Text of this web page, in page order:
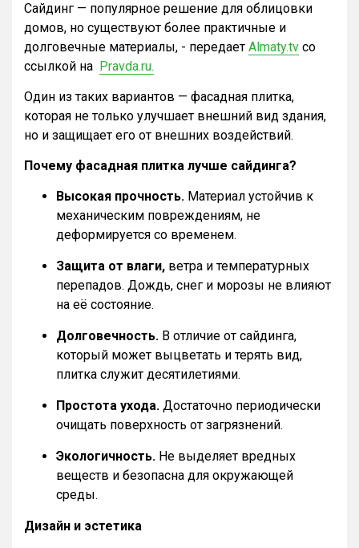
Сайдинг — популярное решение для облицовки
домов, но существуют более практичные и
долговечные материалы, - передает Almaty.tv со
ссылкой на Pravda.ru.
Один из таких вариантов — фасадная плитка,
которая не только улучшает внешний вид здания,
но и защищает его от внешних воздействий.
Почему фасадная плитка лучше сайдинга?
Высокая прочность. Материал устойчив к
механическим повреждениям, не
деформируется со временем.
Защита от влаги, ветра и температурных
перепадов. Дождь, снег и морозы не влияют
на её состояние.
Долговечность. В отличие от сайдинга,
который может выцветать и терять вид,
плитка служит десятилетиями.
Простота ухода. Достаточно периодически
очищать поверхность от загрязнений.
Экологичность. Не выделяет вредных
веществ и безопасна для окружающей
среды.
Дизайн и эстетика